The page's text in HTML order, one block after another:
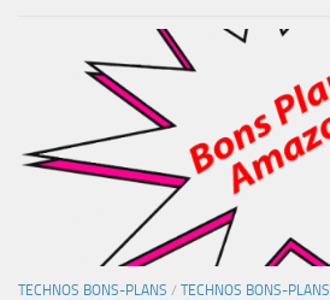
TECHNOS BONS-PLANS / TECHNOS BONS-